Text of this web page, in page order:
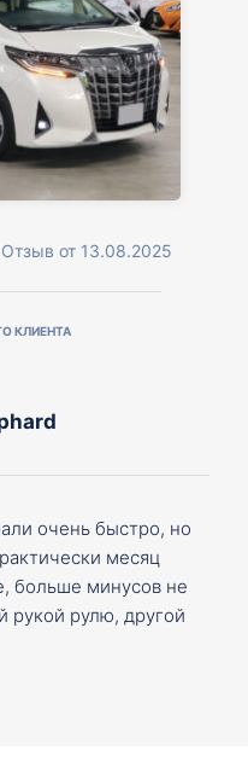
от 13.08.2025
КЛИЕНТА
очень быстро, но
месяц
больше минусов не
рукой рулю, другой